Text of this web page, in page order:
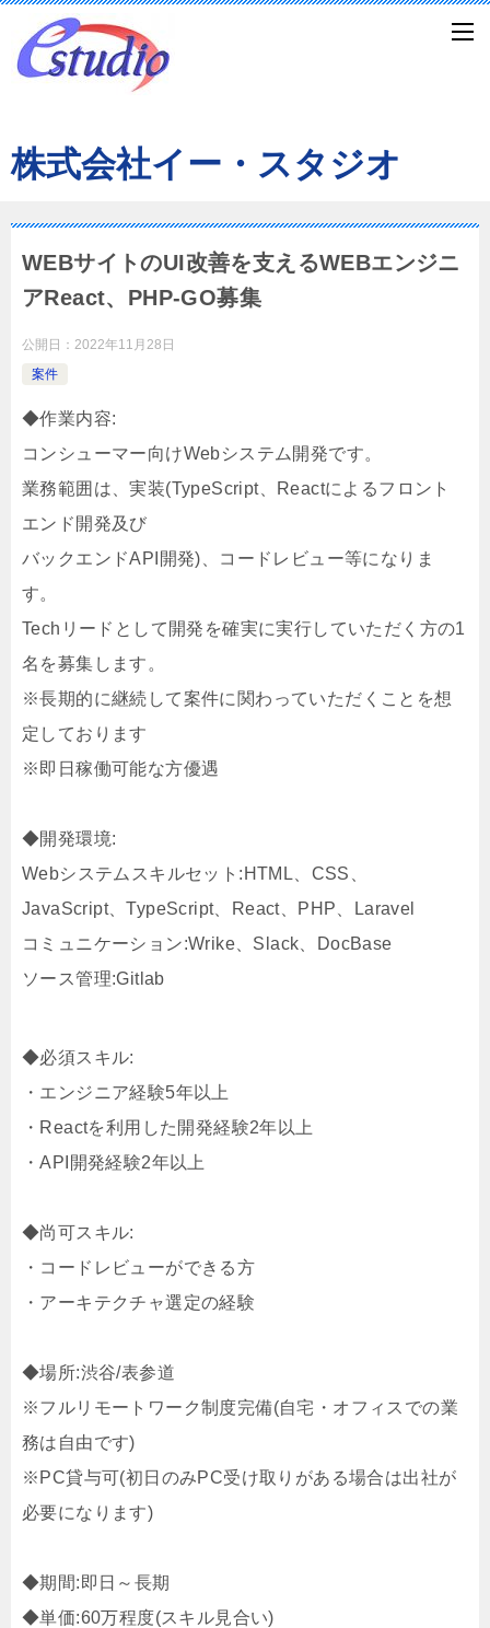
株式会社イー・スタジオ
WEBサイトのUI改善を支えるWEBエンジニ
アReact、PHP-GO募集
公開日： 2022年11月28日
案件
◆作業内容:
コンシューマー向けWebシステム開発です。
業務範囲は、実装(TypeScript、Reactによるフロント
エンド開発及び
バックエンドAPI開発)、コードレビュー等になりま
す。
Techリードとして開発を確実に実行していただく方の1
名を募集します。
※長期的に継続して案件に関わっていただくことを想
定しております
※即日稼働可能な方優遇
◆開発環境:
Webシステムスキルセット:HTML、CSS、
JavaScript、TypeScript、React、PHP、Laravel
コミュニケーション:Wrike、Slack、DocBase
ソース管理:Gitlab
◆必須スキル:
・エンジニア経験5年以上
・Reactを利用した開発経験2年以上
・API開発経験2年以上
◆尚可スキル:
・コードレビューができる方
・アーキテクチャ選定の経験
◆場所:渋谷/表参道
※フルリモートワーク制度完備(自宅・オフィスでの業
務は自由です)
※PC貸与可(初日のみPC受け取りがある場合は出社が
必要になります)
◆期間:即日～長期
◆単価:60万程度(スキル見合い)